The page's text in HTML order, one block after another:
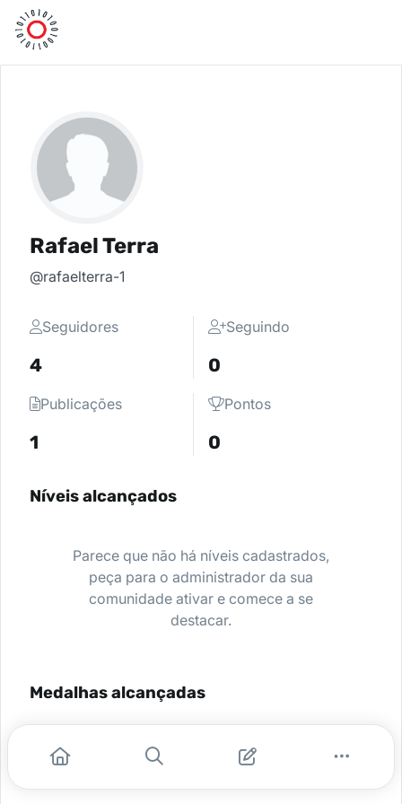
Rafael Terra
@rafaelterra-1
Seguidores
4
Seguindo
0
Publicações
1
Pontos
0
Níveis alcançados
Parece que não há níveis cadastrados,
peça para o administrador da sua
comunidade ativar e comece a se
destacar.
Medalhas alcançadas
Nenhuma medalha encontrada